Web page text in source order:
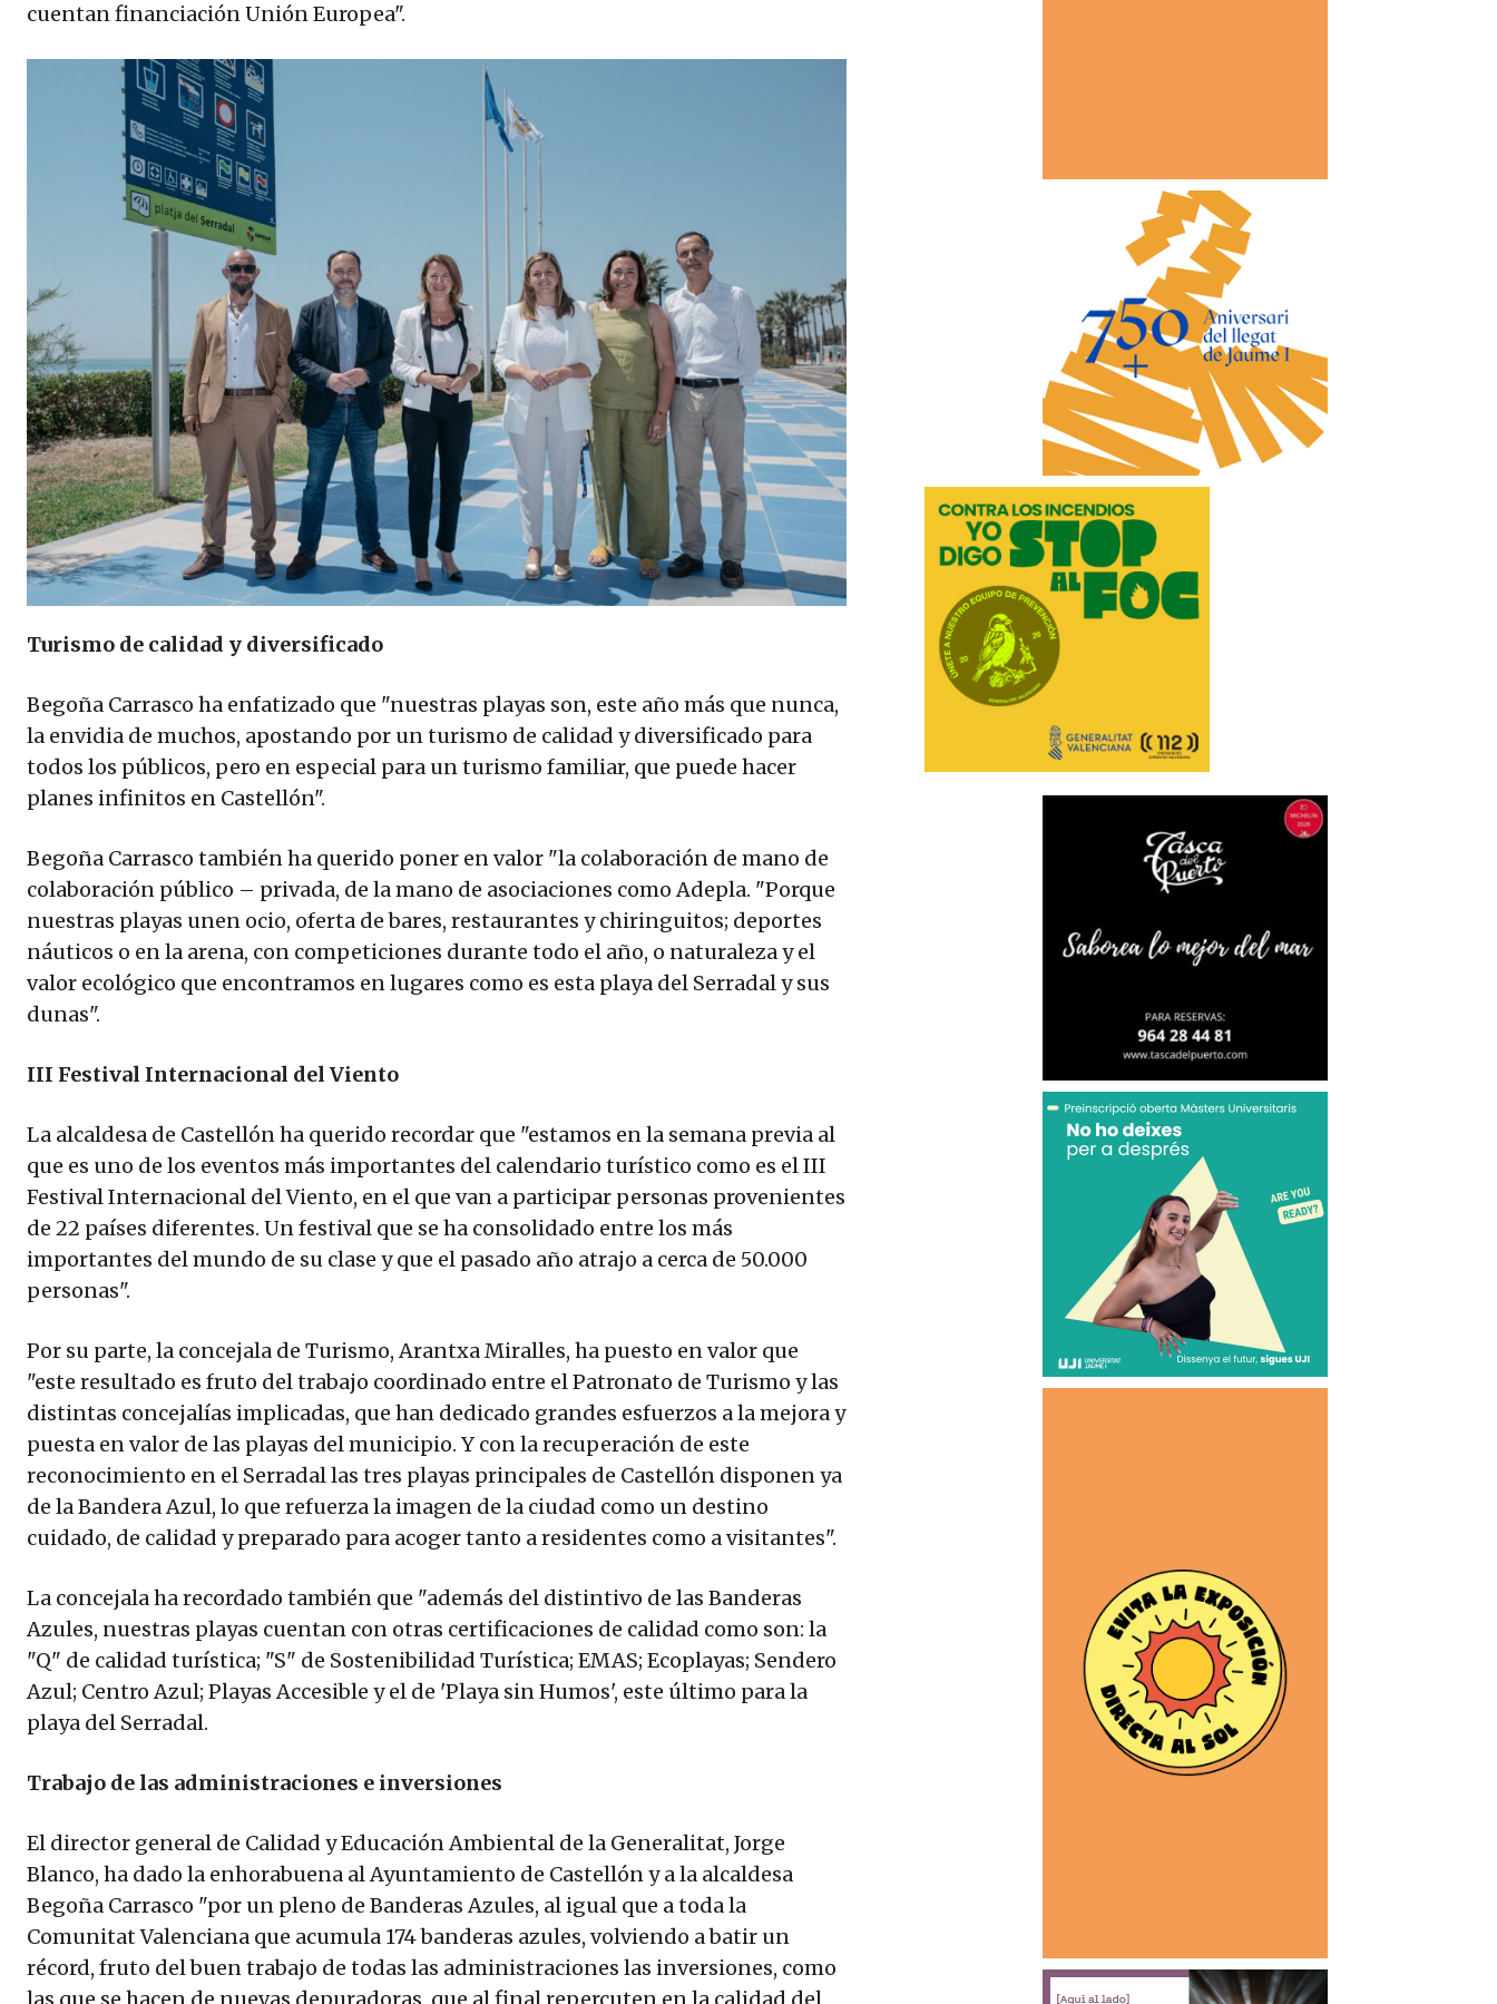
cuentan financiación Unión Europea".
Turismo de calidad y diversificado
Begoña Carrasco ha enfatizado que "nuestras playas son, este año más que nunca,
la envidia de muchos, apostando por un turismo de calidad y diversificado para
todos los públicos, pero en especial para un turismo familiar, que puede hacer
planes infinitos en Castellón".
Begoña Carrasco también ha querido poner en valor "la colaboración de mano de
colaboración público – privada, de la mano de asociaciones como Adepla. "Porque
nuestras playas unen ocio, oferta de bares, restaurantes y chiringuitos; deportes
náuticos o en la arena, con competiciones durante todo el año, o naturaleza y el
valor ecológico que encontramos en lugares como es esta playa del Serradal y sus
dunas".
III Festival Internacional del Viento
La alcaldesa de Castellón ha querido recordar que "estamos en la semana previa al
que es uno de los eventos más importantes del calendario turístico como es el III
Festival Internacional del Viento, en el que van a participar personas provenientes
de 22 países diferentes. Un festival que se ha consolidado entre los más
importantes del mundo de su clase y que el pasado año atrajo a cerca de 50.000
personas".
Por su parte, la concejala de Turismo, Arantxa Miralles, ha puesto en valor que
"este resultado es fruto del trabajo coordinado entre el Patronato de Turismo y las
distintas concejalías implicadas, que han dedicado grandes esfuerzos a la mejora y
puesta en valor de las playas del municipio. Y con la recuperación de este
reconocimiento en el Serradal las tres playas principales de Castellón disponen ya
de la Bandera Azul, lo que refuerza la imagen de la ciudad como un destino
cuidado, de calidad y preparado para acoger tanto a residentes como a visitantes".
La concejala ha recordado también que "además del distintivo de las Banderas
Azules, nuestras playas cuentan con otras certificaciones de calidad como son: la
"Q" de calidad turística; "S" de Sostenibilidad Turística; EMAS; Ecoplayas; Sendero
Azul; Centro Azul; Playas Accesible y el de 'Playa sin Humos', este último para la
playa del Serradal.
Trabajo de las administraciones e inversiones
El director general de Calidad y Educación Ambiental de la Generalitat, Jorge
Blanco, ha dado la enhorabuena al Ayuntamiento de Castellón y a la alcaldesa
Begoña Carrasco "por un pleno de Banderas Azules, al igual que a toda la
Comunitat Valenciana que acumula 174 banderas azules, volviendo a batir un
récord, fruto del buen trabajo de todas las administraciones las inversiones, como